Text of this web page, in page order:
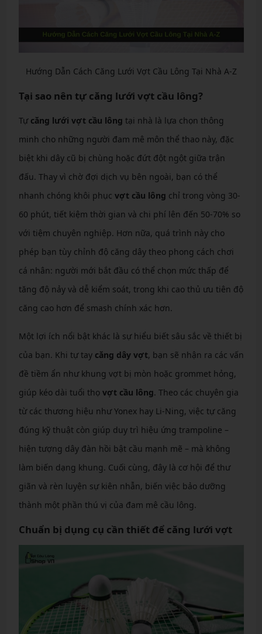
Hướng Dẫn Cách Căng Lưới Vợt Cầu Lông Tại Nhà A-Z
Tại sao nên tự căng lưới vợt cầu lông?
Tự căng lưới vợt cầu lông tại nhà là lựa chọn thông
minh cho những người đam mê môn thể thao này, đặc
biệt khi dây cũ bị chùng hoặc đứt đột ngột giữa trận
đấu. Thay vì chờ đợi dịch vụ bên ngoài, bạn có thể
nhanh chóng khôi phục vợt cầu lông chỉ trong vòng 30-
60 phút, tiết kiệm thời gian và chi phí lên đến 50-70% so
với tiệm chuyên nghiệp. Hơn nữa, quá trình này cho
phép bạn tùy chỉnh độ căng dây theo phong cách chơi
cá nhân: người mới bắt đầu có thể chọn mức thấp để
tăng độ nảy và dễ kiểm soát, trong khi cao thủ ưu tiên độ
căng cao hơn để smash chính xác hơn.
Một lợi ích nổi bật khác là sự hiểu biết sâu sắc về thiết bị
của bạn. Khi tự tay căng dây vợt, bạn sẽ nhận ra các vấn
đề tiềm ẩn như khung vợt bị mòn hoặc grommet hỏng,
giúp kéo dài tuổi thọ vợt cầu lông. Theo các chuyên gia
từ các thương hiệu như Yonex hay Li-Ning, việc tự căng
đúng kỹ thuật còn giúp duy trì hiệu ứng trampoline –
hiện tượng dây đàn hồi bật cầu mạnh mẽ – mà không
làm biến dạng khung. Cuối cùng, đây là cơ hội để thư
giãn và rèn luyện sự kiên nhẫn, biến việc bảo dưỡng
thành một phần thú vị của đam mê cầu lông.
Chuẩn bị dụng cụ cần thiết để căng lưới vợt